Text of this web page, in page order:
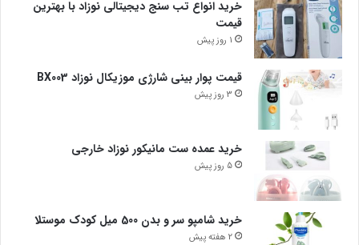
خرید انواع تب سنج دیجیتالی نوزاد با بهترین
قیمت
1 روز پیش
قیمت پوار بینی شارژی موزیکال نوزاد BX003
3 روز پیش
خرید عمده ست مانیکور نوزاد خارجی
5 روز پیش
خرید شامپو سر و بدن 500 میل کودک موستلا
2 هفته پیش